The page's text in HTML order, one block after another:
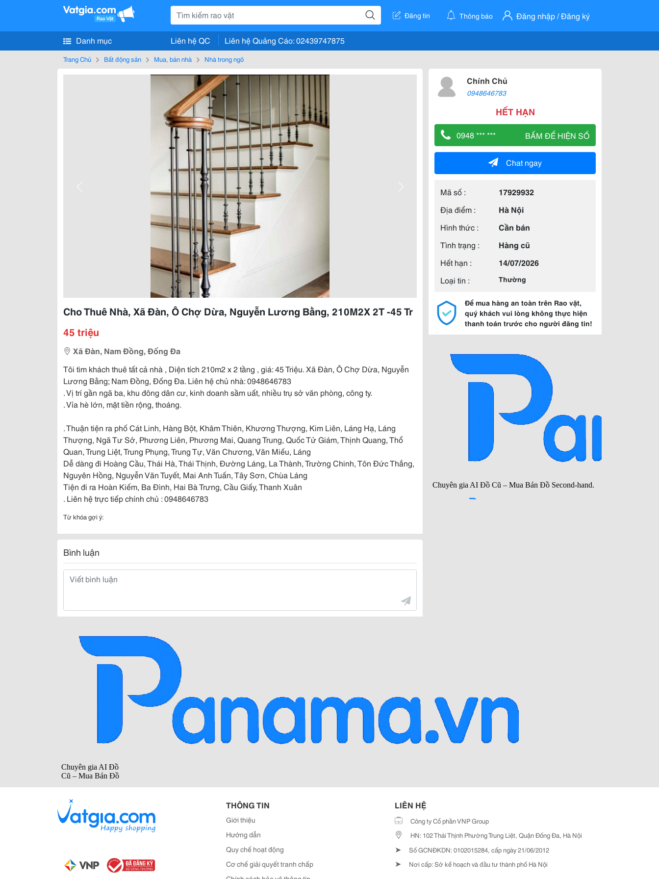
Đăng tin Thông báo Đăng nhập / Đăng ký
Danh mục Liên hệ QC Liên hệ Quảng Cáo: 02439747875
Trang Chủ Bất động sản Mua, bán nhà Nhà trong ngõ
Cho Thuê Nhà, Xã Đàn, Ô Chợ Dừa, Nguyễn Lương Bằng, 210M2X 2T -45 Tr
45 triệu
Xã Đàn, Nam Đồng, Đống Đa
Tôi tìm khách thuê tất cả nhà , Diện tích 210m2 x 2 tầng , giá: 45 Triệu. Xã Đàn, Ô Chợ Dừa, Nguyễn
Lương Bằng; Nam Đồng, Đống Đa. Liên hệ chủ nhà: 0948646783
. Vị trí gần ngã ba, khu đông dân cư, kinh doanh sầm uất, nhiều trụ sở văn phòng, công ty.
. Vỉa hè lớn, mặt tiền rộng, thoáng.
. Thuận tiện ra phố Cát Linh, Hàng Bột, Khâm Thiên, Khương Thượng, Kim Liên, Láng Hạ, Láng
Thượng, Ngã Tư Sở, Phương Liên, Phương Mai, Quang Trung, Quốc Tử Giám, Thịnh Quang, Thổ
Quan, Trung Liệt, Trung Phụng, Trung Tự, Văn Chương, Văn Miếu, Láng
Dễ dàng đi Hoàng Cầu, Thái Hà, Thái Thịnh, Đường Láng, La Thành, Trường Chinh, Tôn Đức Thắng,
Nguyên Hồng, Nguyễn Văn Tuyết, Mai Anh Tuấn, Tây Sơn, Chùa Láng
Tiện đi ra Hoàn Kiếm, Ba Đình, Hai Bà Trưng, Cầu Giấy, Thanh Xuân
. Liên hệ trực tiếp chính chủ : 0948646783
Từ khóa gợi ý:
Bình luận
Chính Chủ
0948646783
HẾT HẠN
0948 *** *** BẤM ĐỂ HIỆN SỐ
Chat ngay
Mã số :
17929932
Địa điểm :
Hà Nội
Hình thức :
Cần bán
Tình trạng :
Hàng cũ
Hết hạn :
14/07/2026
Loại tin :
Thường
Để mua hàng an toàn trên Rao vặt,
quý khách vui lòng không thực hiện
thanh toán trước cho người đăng tin!
THÔNG TIN
Giới thiệu
Hướng dẫn
Quy chế hoạt động
Cơ chế giải quyết tranh chấp
LIÊN HỆ
Công ty Cổ phần VNP Group
HN: 102 Thái Thịnh Phường Trung Liệt, Quận Đống Đa, Hà Nội
➤ Số GCNĐKDN: 0102015284, cấp ngày 21/06/2012
➤ Nơi cấp: Sở kế hoạch và đầu tư thành phố Hà Nội